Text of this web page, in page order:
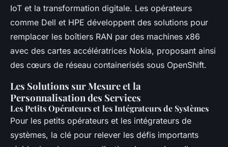
IoT et la transformation digitale. Les opérateurs
comme Dell et HPE développent des solutions pour
remplacer les boîtiers RAN par des machines x86
avec des cartes accélératrices Nokia, proposant ainsi
des cœurs de réseau containerisés sous OpenShift.
Les Solutions sur Mesure et la
Personnalisation des Services
Les Petits Opérateurs et les Intégrateurs de Systèmes
Pour les petits opérateurs et les intégrateurs de
systèmes, la clé pour relever les défis importants